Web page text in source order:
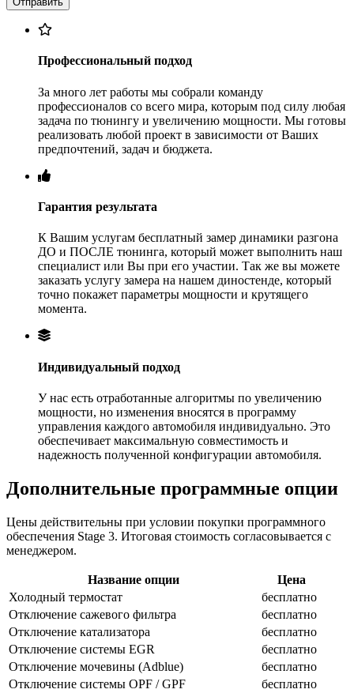
Профессиональный подход
За много лет работы мы собрали команду
профессионалов со всего мира, которым под силу любая
задача по тюнингу и увеличению мощности. Мы готовы
реализовать любой проект в зависимости от Ваших
предпочтений, задач и бюджета.
Гарантия результата
К Вашим услугам бесплатный замер динамики разгона
ДО и ПОСЛЕ тюнинга, который может выполнить наш
специалист или Вы при его участии. Так же вы можете
заказать услугу замера на нашем диностенде, который
точно покажет параметры мощности и крутящего
момента.
Индивидуальный подход
У нас есть отработанные алгоритмы по увеличению
мощности, но изменения вносятся в программу
управления каждого автомобиля индивидуально. Это
обеспечивает максимальную совместимость и
надежность полученной конфигурации автомобиля.
Дополнительные программные опции
Цены действительны при условии покупки программного
обеспечения Stage 3. Итоговая стоимость согласовывается с
менеджером.
Название опции
Цена
Холодный термостат
бесплатно
Отключение сажевого фильтра
бесплатно
Отключение катализатора
бесплатно
Отключение системы EGR
бесплатно
Отключение мочевины (Adblue)
бесплатно
Отключение системы OPF / GPF
бесплатно